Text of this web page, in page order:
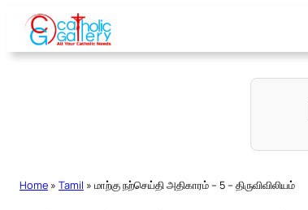
Skip
content
Home » Tamil » மாற்கு நற்செய்தி அதிகாரம் – 5 – திருவிவிலியம்